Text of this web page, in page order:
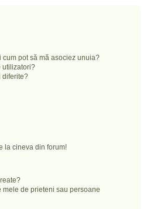
pot să mă asociez unuia?
utilizatori?
diferite?
la cineva din forum!
de prieteni sau persoane